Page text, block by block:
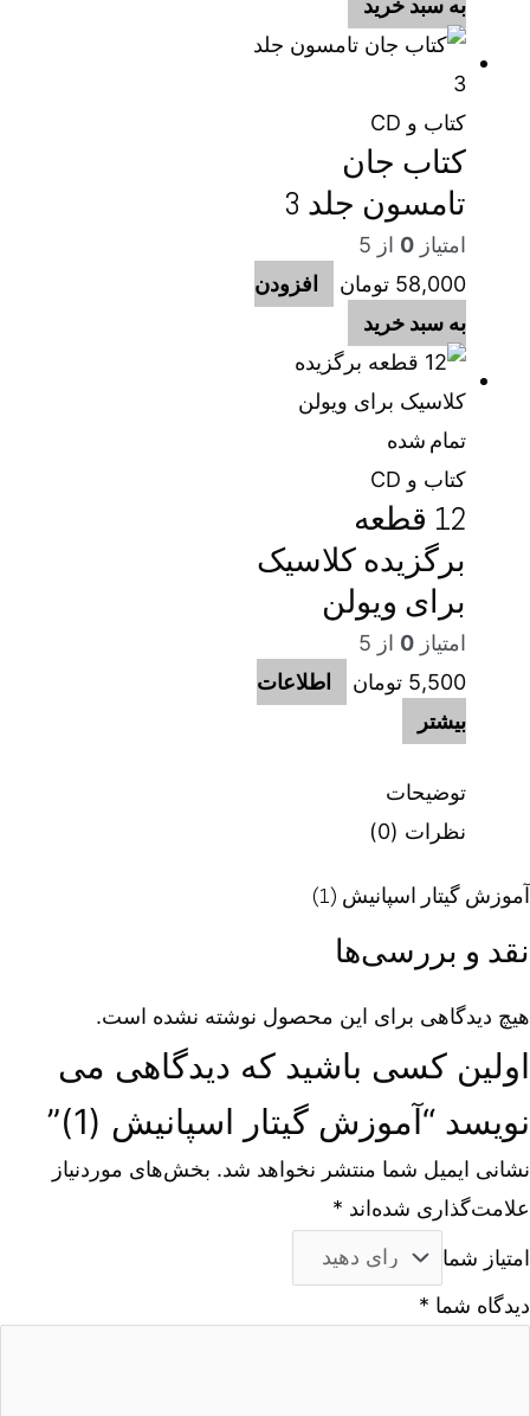
به سبد خرید
کتاب و CD
کتاب جان
تامسون جلد 3
امتیاز 0 از 5
58,000 تومان
افزودن
به سبد خرید
تمام شده
کتاب و CD
12 قطعه
برگزیده کلاسیک
برای ویولن
امتیاز 0 از 5
5,500 تومان
اطلاعات
بیشتر
توضیحات
نظرات (0)
آموزش گیتار اسپانیش (1)
نقد و بررسی‌ها
هیچ دیدگاهی برای این محصول نوشته نشده است.
اولین کسی باشید که دیدگاهی می
نویسد “آموزش گیتار اسپانیش (1)”
نشانی ایمیل شما منتشر نخواهد شد. بخش‌های موردنیاز
علامت‌گذاری شده‌اند *
امتیاز شما
دیدگاه شما *